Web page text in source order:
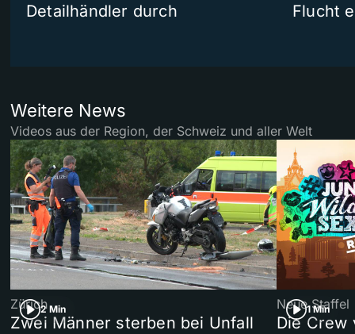
Detailhändler durch
Flucht
Weitere News
Videos aus der Region, der Schweiz und aller Welt
2 Min
Zürich
Zwei Männer sterben bei Unfall
1 Min
Neue Staffel
Die Crew